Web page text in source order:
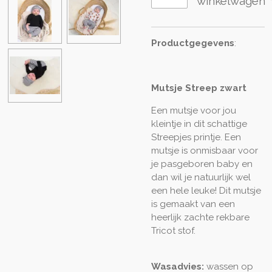
Productgegevens:
Mutsje Streep zwart
Een mutsje voor jou
kleintje in dit schattige
Streepjes printje. Een
mutsje is onmisbaar voor
je pasgeboren baby en
dan wil je natuurlijk wel
een hele leuke! Dit mutsje
is gemaakt van een
heerlijk zachte rekbare
Tricot stof.
Wasadvies: wassen op